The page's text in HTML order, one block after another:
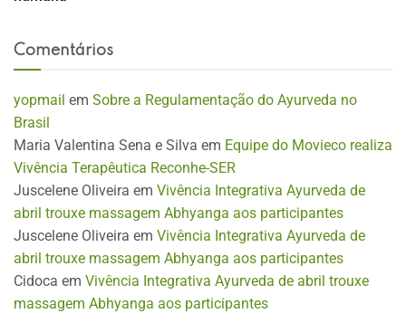
Comentários
yopmail em Sobre a Regulamentação do Ayurveda no
Brasil
Maria Valentina Sena e Silva em Equipe do Movieco realiza
Vivência Terapêutica Reconhe-SER
Juscelene Oliveira em Vivência Integrativa Ayurveda de
abril trouxe massagem Abhyanga aos participantes
Juscelene Oliveira em Vivência Integrativa Ayurveda de
abril trouxe massagem Abhyanga aos participantes
Cidoca em Vivência Integrativa Ayurveda de abril trouxe
massagem Abhyanga aos participantes